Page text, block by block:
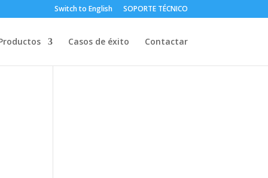
Switch to English SOPORTE TÉCNICO
Casos de éxito Contactar